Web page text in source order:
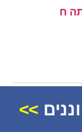
ח
למעלה
>>